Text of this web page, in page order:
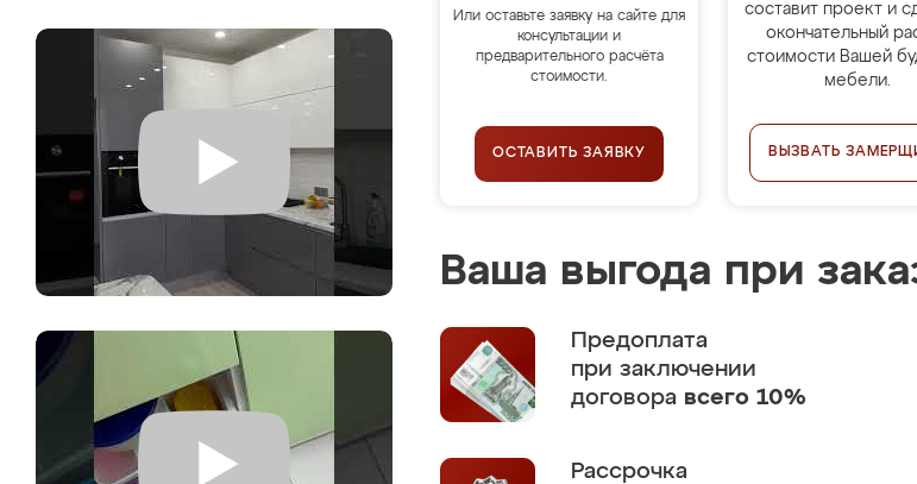
Или оставьте заявку на сайте для
консультации и
предварительного расчёта
стоимости.
ОСТАВИТЬ ЗАЯВКУ
составит проект и
окончательный
стоимости Вашей
мебели.
ВЫЗВАТЬ
Ваша выгода при
Предоплата
при заключении
договора всего 10%
Рассрочка